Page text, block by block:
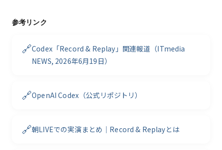
参考リンク
🔗Codex「Record & Replay」関連報道（ITmedia
NEWS, 2026年6月19日）
🔗OpenAI Codex（公式リポジトリ）
🔗朝LIVEでの実演まとめ｜Record & Replayとは